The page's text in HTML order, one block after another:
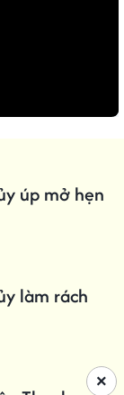
úp mở hẹn
làm rách
×